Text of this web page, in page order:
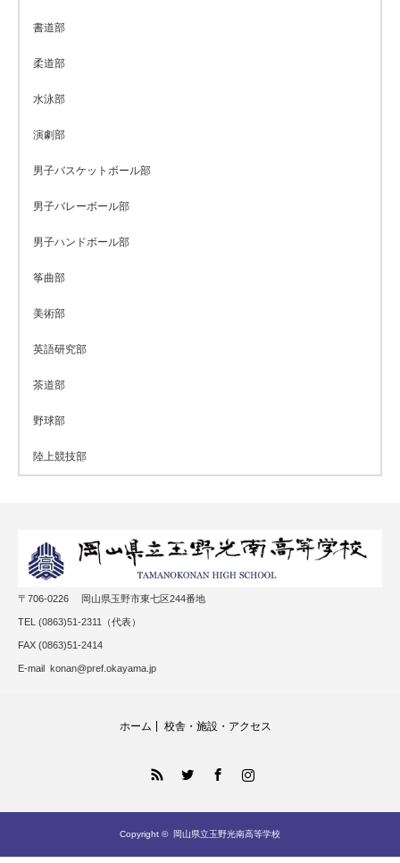
書道部
柔道部
水泳部
演劇部
男子バスケットボール部
男子バレーボール部
男子ハンドボール部
筝曲部
美術部
英語研究部
茶道部
野球部
陸上競技部
〒706-0226 岡山県玉野市東七区244番地
TEL (0863)51-2311（代表）
FAX (0863)51-2414
E-mail konan@pref.okayama.jp
ホーム 校舎・施設・アクセス
FacebookInstagram
Copyright © 岡山県立玉野光南高等学校